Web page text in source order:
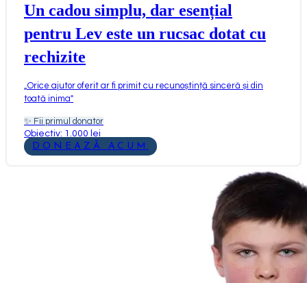
Un cadou simplu, dar esențial
pentru Lev este un rucsac dotat cu
rechizite
Orice ajutor oferit ar fi primit cu recunoștință sinceră și din
toată inima"
✨ Fii primul donator
Obiectiv: 1.000 lei
DONEAZĂ ACUM